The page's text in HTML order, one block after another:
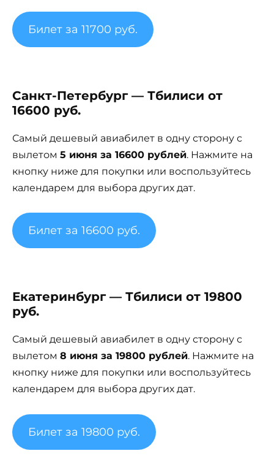
Билет за 11700 руб.
Санкт-Петербург — Тбилиси от
16600 руб.
Самый дешевый авиабилет в одну сторону с
вылетом 5 июня за 16600 рублей. Нажмите на
кнопку ниже для покупки или воспользуйтесь
календарем для выбора других дат.
Билет за 16600 руб.
Екатеринбург — Тбилиси от 19800
руб.
Самый дешевый авиабилет в одну сторону с
вылетом 8 июня за 19800 рублей. Нажмите на
кнопку ниже для покупки или воспользуйтесь
календарем для выбора других дат.
Билет за 19800 руб.